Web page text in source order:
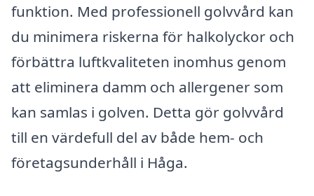
funktion. Med professionell golvvård kan
du minimera riskerna för halkolyckor och
förbättra luftkvaliteten inomhus genom
att eliminera damm och allergener som
kan samlas i golven. Detta gör golvvård
till en värdefull del av både hem- och
företagsunderhåll i Håga.